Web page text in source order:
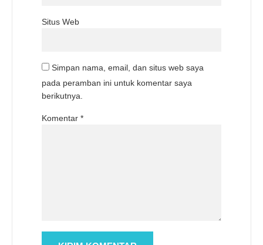
Situs Web
Simpan nama, email, dan situs web saya
pada peramban ini untuk komentar saya
berikutnya.
Komentar *